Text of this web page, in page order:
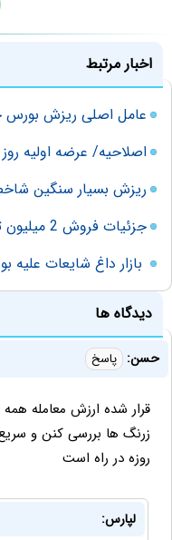
اخبار مرتبط
عامل اصلی ریزش
اصلاحیه/ عرضه اولیه
ریزش بسیار سنگین
جزئیات فروش 2 میلیون تومان سهام به هر کد ملی با تخفیف
بازار داغ شایعات علیه
دیدگاه ها
حسن: پاسخ
قرار شده ارزش معامله
زرنگ ها بررسی کنن و
روزه در راه است
لپارس: